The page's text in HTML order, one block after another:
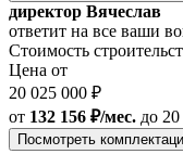
директор Вячеслав
ответит на все ваши
Стоимость
Цена от
20 025 000 ₽
от 132 156 ₽/мес. до 20
Посмотреть